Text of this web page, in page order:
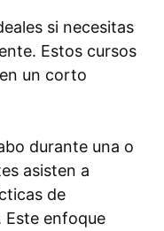
si necesitas
Estos cursos
un corto
durante una o
asisten a
de
enfoque